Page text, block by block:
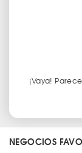
¡Vaya!
NEGOCIOS